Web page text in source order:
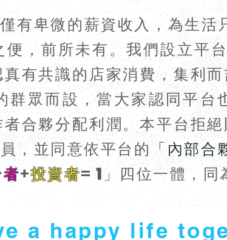
有卑微的薪資收入，為生活
，前所未有。我們設立平
有共識的店家消費，集利
眾而設，當大家認同平
合夥分配利潤。本平台拒
，並同意依平台的 「內部合
+投資者=1」四位一體，同
a happy life